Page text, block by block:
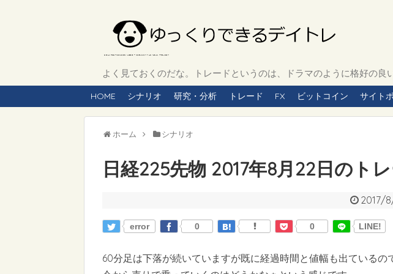
よく見ておくのだな。トレードというのは、ドラマのように格好の良
HOME シナリオ 研究・分析 トレード FX ビットコイン サイト
ホーム シナリオ
日経225先物 2017年8月22日のト
2017/
error 0 0 LINE!
60分足は下落が続いていますが既に経過時間と値幅も出ているの